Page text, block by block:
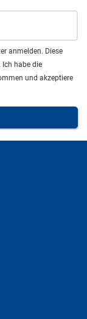
anmelden. Diese
habe die
und akzeptiere